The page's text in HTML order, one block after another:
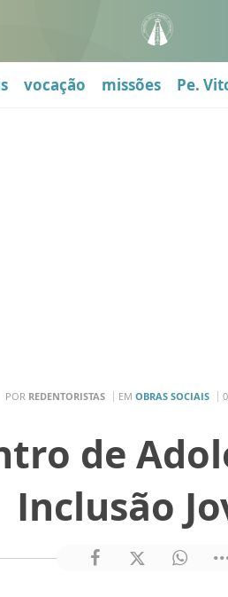
vocação missões Pe.
POR REDENTORISTAS EM OBRAS SOCIAIS
de
Inclusão